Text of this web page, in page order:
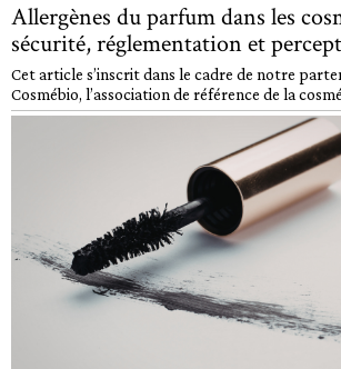
Allergènes du parfum dans les
sécurité, réglementation et
Cet article s’inscrit dans le cadre de notre
Cosmébio, l’association de référence de la